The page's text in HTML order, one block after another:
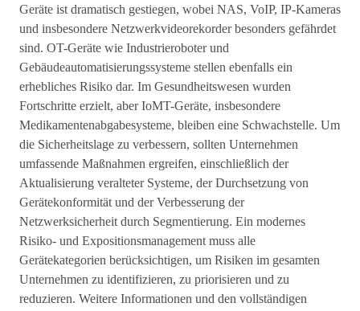
Geräte ist dramatisch gestiegen, wobei NAS, VoIP, IP-Kameras
und insbesondere Netzwerkvideorekorder besonders gefährdet
sind. OT-Geräte wie Industrieroboter und
Gebäudeautomatisierungssysteme stellen ebenfalls ein
erhebliches Risiko dar. Im Gesundheitswesen wurden
Fortschritte erzielt, aber IoMT-Geräte, insbesondere
Medikamentenabgabesysteme, bleiben eine Schwachstelle. Um
die Sicherheitslage zu verbessern, sollten Unternehmen
umfassende Maßnahmen ergreifen, einschließlich der
Aktualisierung veralteter Systeme, der Durchsetzung von
Gerätekonformität und der Verbesserung der
Netzwerksicherheit durch Segmentierung. Ein modernes
Risiko- und Expositionsmanagement muss alle
Gerätekategorien berücksichtigen, um Risiken im gesamten
Unternehmen zu identifizieren, zu priorisieren und zu
reduzieren. Weitere Informationen und den vollständigen